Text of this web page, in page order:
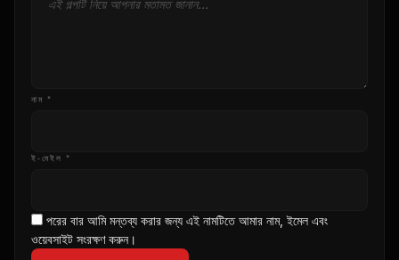
নাম *
ই-মেইল *
পরের বার আমি মন্তব্য করার জন্য এই নামটিতে আমার নাম, ইমেল এবং
ওয়েবসাইট সংরক্ষণ করুন।